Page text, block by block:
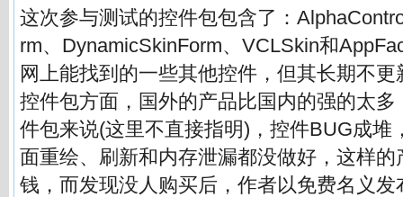
这次参与测试的控件包包含了：
rm、DynamicSkinForm、VCLSkin和
网上能找到的一些其他控件，但其长期不
控件包方面，国外的产品比国内的强的太
件包来说(这里不直接指明)，控件BUG成堆
面重绘、刷新和内存泄漏都没做好，这样
钱，而发现没人购买后，作者以免费名义